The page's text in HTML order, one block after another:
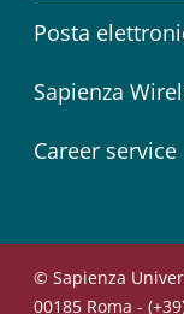
Posta
Sapienza
Career service
© Sapienza
00185 Roma -